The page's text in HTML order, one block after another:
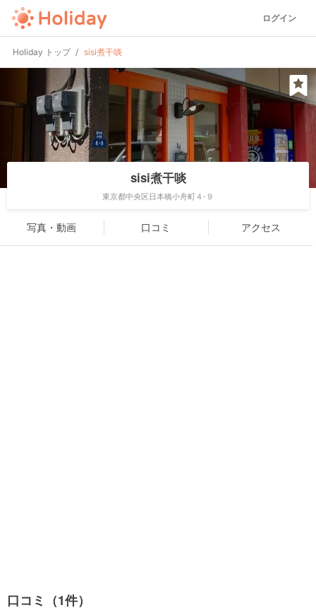
ログイン
Holiday トップ sisi煮干啖
sisi煮干啖
東京都中央区日本橋小舟町４-９
写真・動画 口コミ アクセス
口コミ（1件）